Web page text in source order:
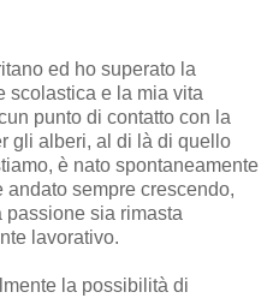
ed ho superato la
scolastica e la mia vita
punto di contatto con la
gli alberi, al di là di quello
è nato spontaneamente
sempre crescendo,
sia rimasta
lavorativo.
la possibilità di